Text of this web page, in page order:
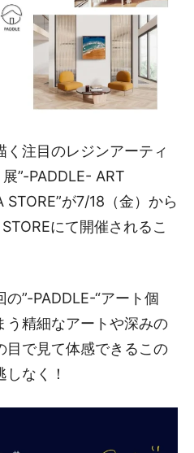
注目のレジンアーティ
”-PADDLE- ART
が7/18（金）から
にて開催されるこ
”-PADDLE-“アート個
う精細なアートや深みの
目で見て体感できるこの
なく！